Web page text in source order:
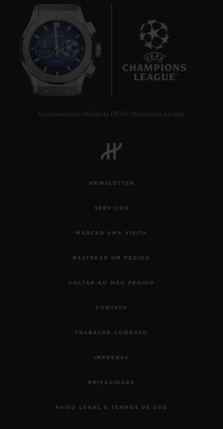
Cronometrista Oficial da UEFA Champions League
NEWSLETTER
SERVIÇOS
MARCAR UMA VISITA
RASTREAR UM PEDIDO
VOLTAR AO MEU PEDIDO
CONTATO
TRABALHE CONOSCO
IMPRENSA
PRIVACIDADE
AVISO LEGAL E TERMOS DE USO